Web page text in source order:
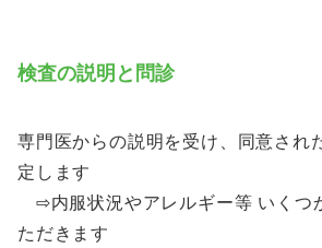
検査の説明と問診
専門医からの説明を受け、同意され
定します
⇨内服状況やアレルギー等 いくつ
ただきます